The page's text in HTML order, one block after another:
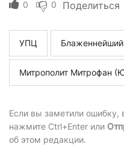
0 0 Поделиться
УПЦ
Митрополит Митрофан
Если вы заметили ошибку,
нажмите Ctrl+Enter или
об этом редакции.